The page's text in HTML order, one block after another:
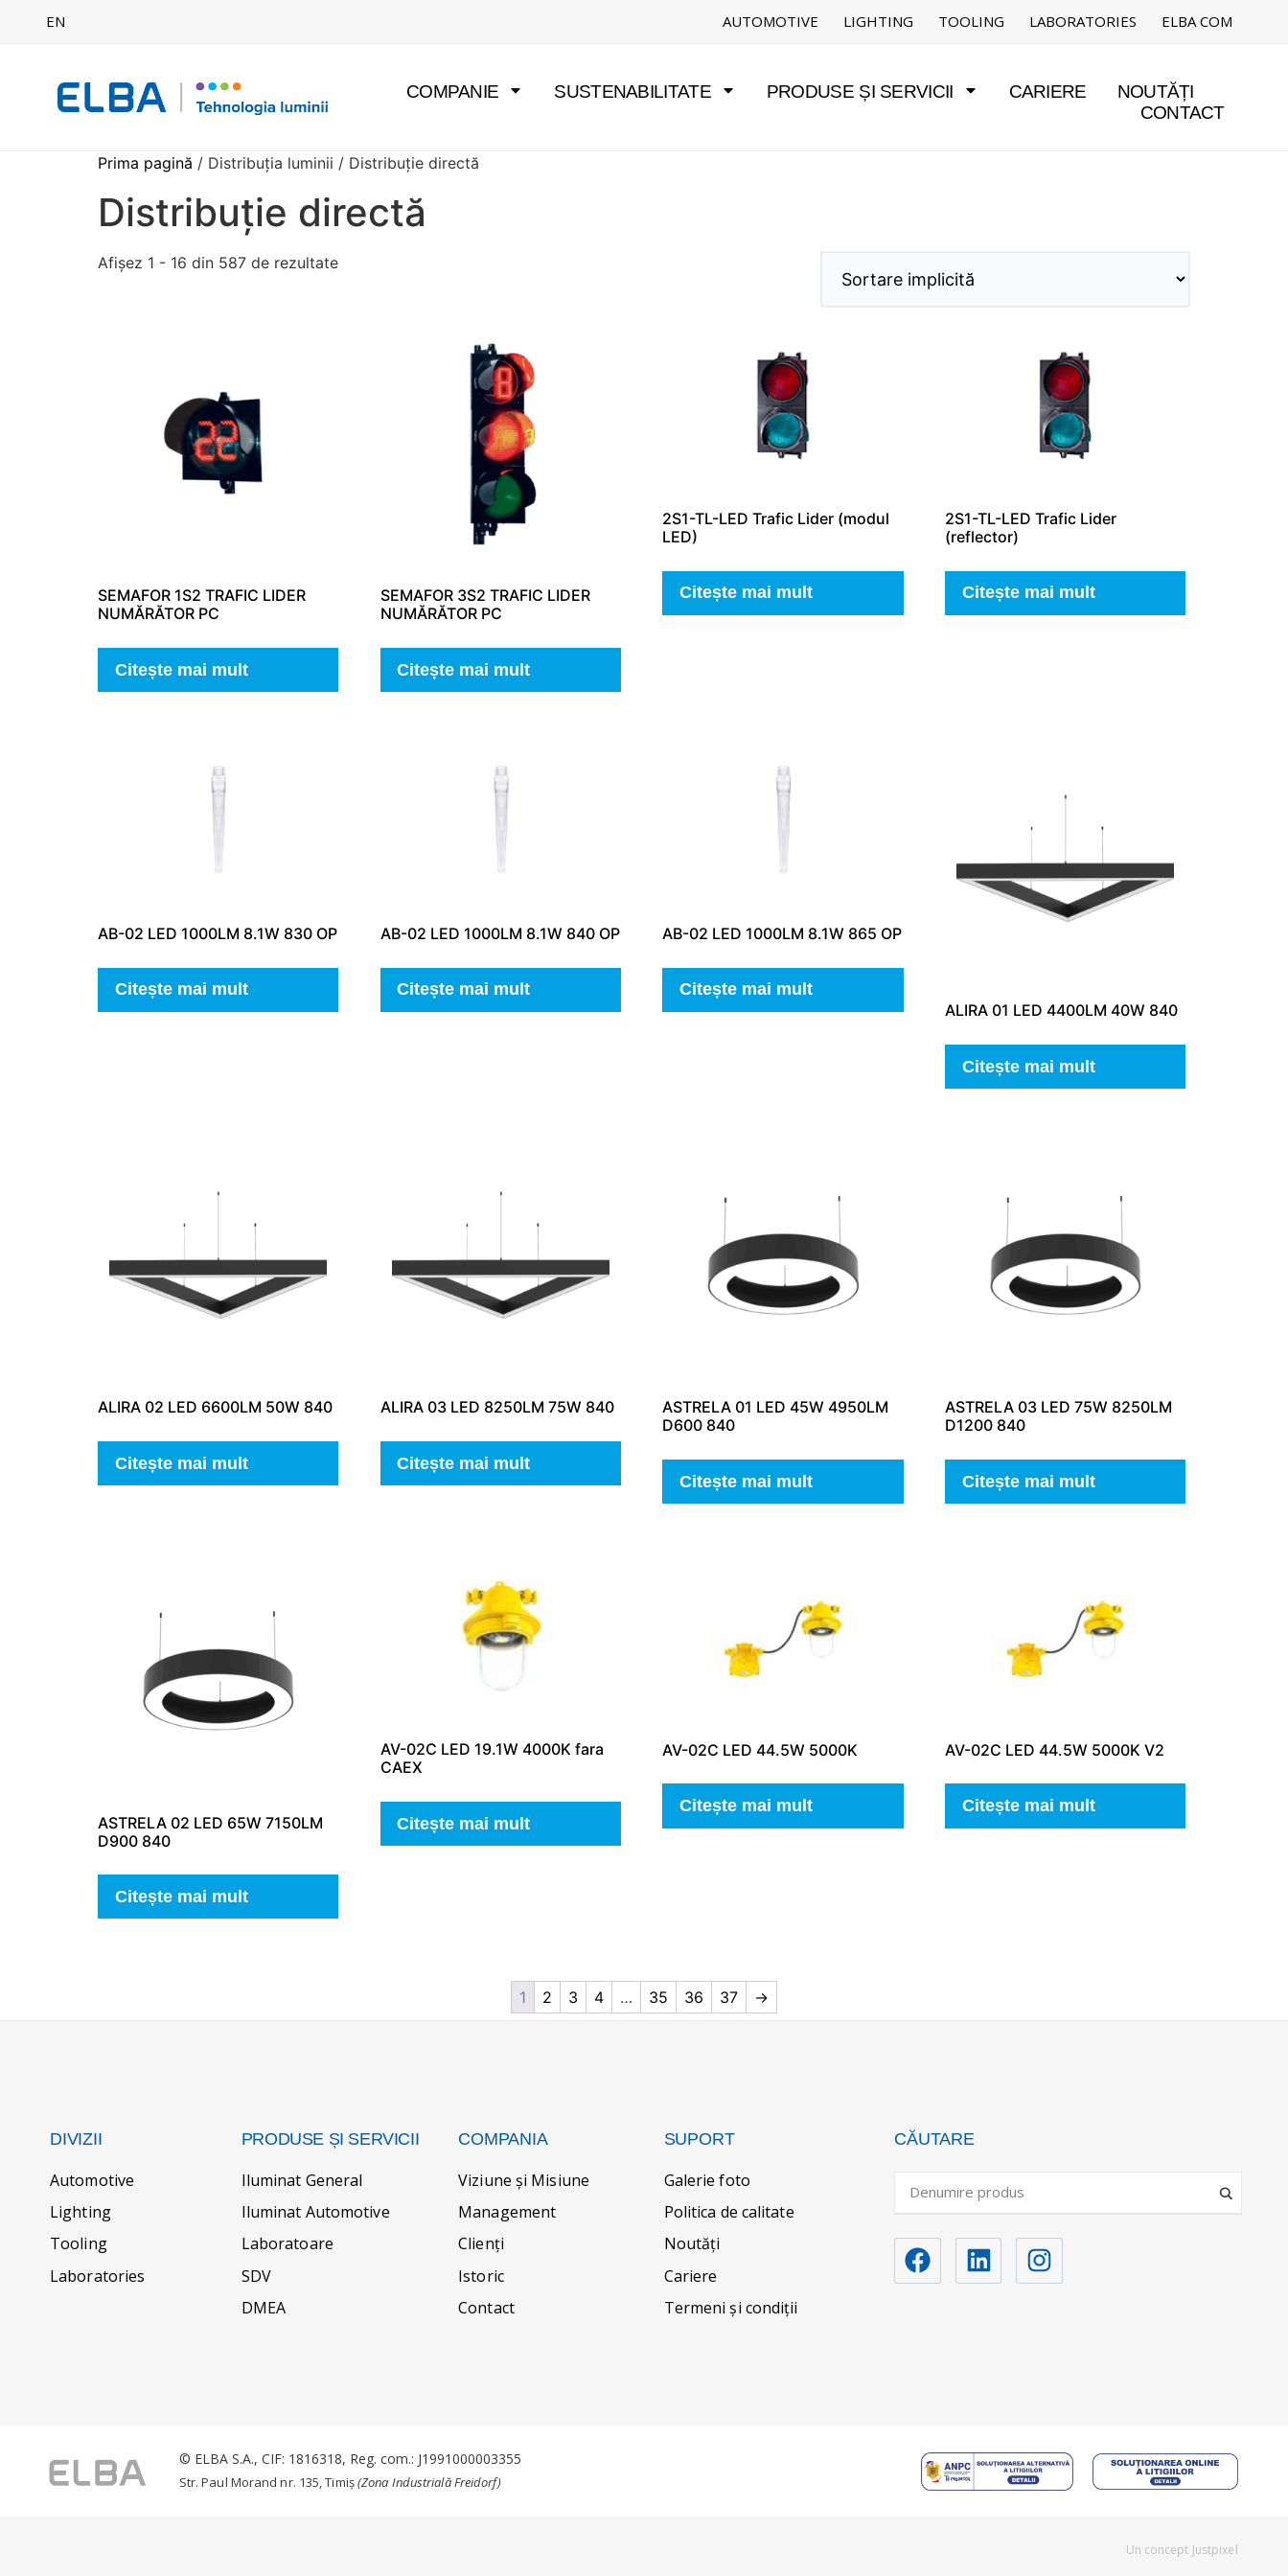
EN AUTOMOTIVE LIGHTING TOOLING LABORATORIES ELBA COM
COMPANIE SUSTENABILITATE PRODUSE ȘI SERVICII CARIERE
NOUTĂȚI
CONTACT
Prima pagină / Distribuția luminii / Distribuție directă
Distribuție directă
Afișez 1 - 16 din 587 de rezultate
SEMAFOR 1S2 TRAFIC LIDER
NUMĂRĂTOR PC
Citește mai mult
SEMAFOR 3S2 TRAFIC LIDER
NUMĂRĂTOR PC
Citește mai mult
2S1-TL-LED Trafic Lider (modul
LED)
Citește mai mult
2S1-TL-LED Trafic Lider
(reflector)
Citește mai mult
AB-02 LED 1000LM 8.1W 830 OP
Citește mai mult
AB-02 LED 1000LM 8.1W 840 OP
Citește mai mult
AB-02 LED 1000LM 8.1W 865 OP
Citește mai mult
ALIRA 01 LED 4400LM 40W 840
Citește mai mult
ALIRA 02 LED 6600LM 50W 840
Citește mai mult
ALIRA 03 LED 8250LM 75W 840
Citește mai mult
ASTRELA 01 LED 45W 4950LM
D600 840
Citește mai mult
ASTRELA 03 LED 75W 8250LM
D1200 840
Citește mai mult
ASTRELA 02 LED 65W 7150LM
D900 840
Citește mai mult
AV-02C LED 19.1W 4000K fara
CAEX
Citește mai mult
AV-02C LED 44.5W 5000K
Citește mai mult
AV-02C LED 44.5W 5000K V2
Citește mai mult
1 2 3 4 … 35 36 37 →
DIVIZII
Automotive
Lighting
Tooling
Laboratories
PRODUSE ȘI SERVICII
Iluminat General
Iluminat Automotive
Laboratoare
SDV
DMEA
COMPANIA
Viziune și Misiune
Management
Clienți
Istoric
Contact
SUPORT
Galerie foto
Politica de calitate
Noutăți
Cariere
Termeni și condiții
CĂUTARE
© ELBA S.A., CIF: 1816318, Reg. com.: J1991000003355
Str. Paul Morand nr. 135, Timiș(Zona Industrială Freidorf)
Un concept Justpixel